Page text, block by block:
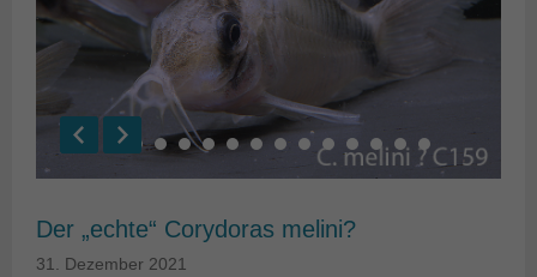
Der „echte“ Corydoras melini?
31. Dezember 2021